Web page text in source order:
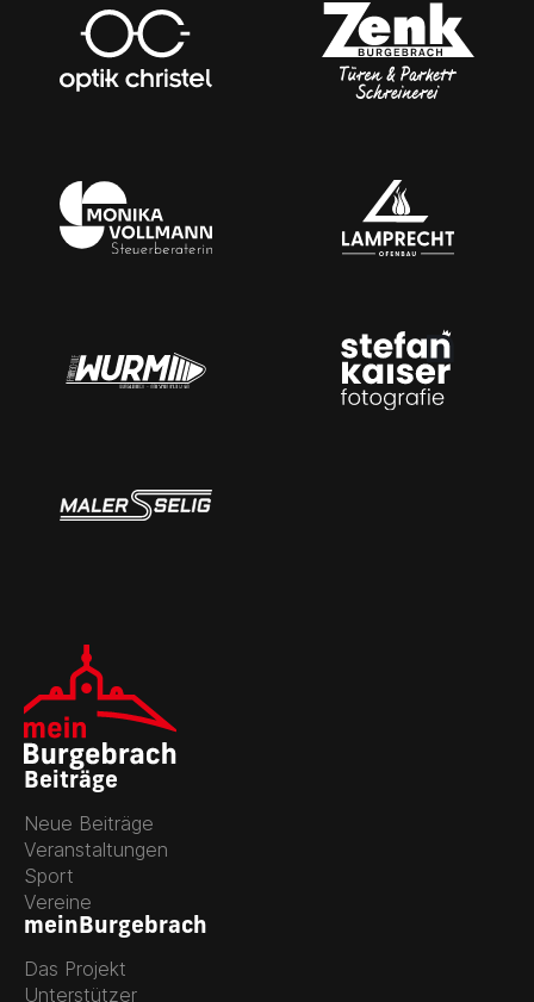
Beiträge
Neue Beiträge
Veranstaltungen
Sport
Vereine
meinBurgebrach
Das Projekt
Unterstützer